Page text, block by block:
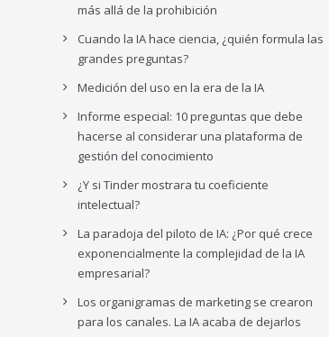
más allá de la prohibición
Cuando la IA hace ciencia, ¿quién formula las
grandes preguntas?
Medición del uso en la era de la IA
Informe especial: 10 preguntas que debe
hacerse al considerar una plataforma de
gestión del conocimiento
¿Y si Tinder mostrara tu coeficiente
intelectual?
La paradoja del piloto de IA: ¿Por qué crece
exponencialmente la complejidad de la IA
empresarial?
Los organigramas de marketing se crearon
para los canales. La IA acaba de dejarlos